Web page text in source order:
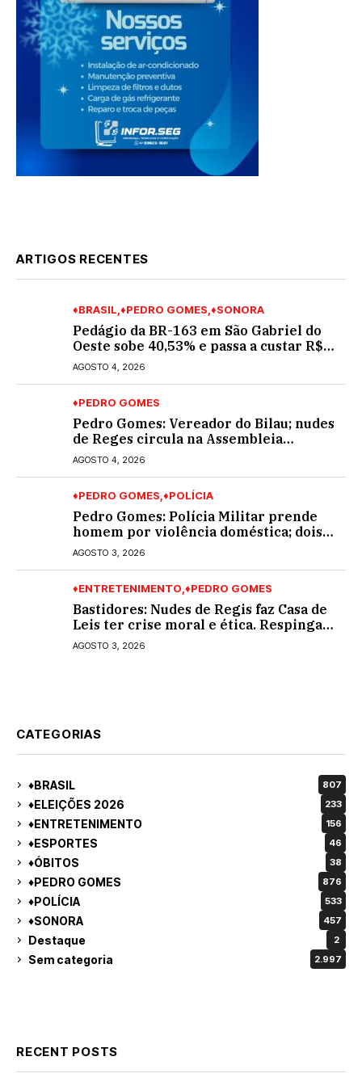
ARTIGOS RECENTES
♦BRASIL ♦PEDRO GOMES ♦SONORA
Pedágio da BR-163 em São Gabriel do
Oeste sobe 40,53% e passa a custar R$
10,70 a partir desta quarta-feira
AGOSTO 4, 2026
♦PEDRO GOMES
Pedro Gomes: Vereador do Bilau; nudes
de Reges circula na Assembleia
Legislativa de MS e também na
governadoria
AGOSTO 4, 2026
♦PEDRO GOMES ♦POLÍCIA
Pedro Gomes: Polícia Militar prende
homem por violência doméstica; dois
socos na cara dela
AGOSTO 3, 2026
♦ENTRETENIMENTO ♦PEDRO GOMES
Bastidores: Nudes de Regis faz Casa de
Leis ter crise moral e ética. Respinga
em todos os vereadores e decredibiliza
vereança
AGOSTO 3, 2026
CATEGORIAS
♦BRASIL 807
♦ELEIÇÕES 2026 233
♦ENTRETENIMENTO 156
♦ESPORTES 46
♦ÓBITOS 38
♦PEDRO GOMES 876
♦POLÍCIA 533
♦SONORA 457
Destaque 2
Sem categoria 2.997
RECENT POSTS